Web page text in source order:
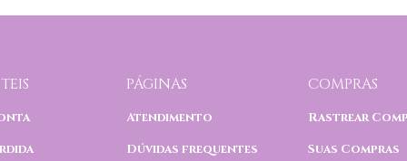
PÁGINAS
Atendimento
Dúvidas frequentes
COMPRAS
Rastrear
Suas Compras